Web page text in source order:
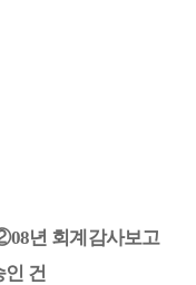
년 회계감사보고
건